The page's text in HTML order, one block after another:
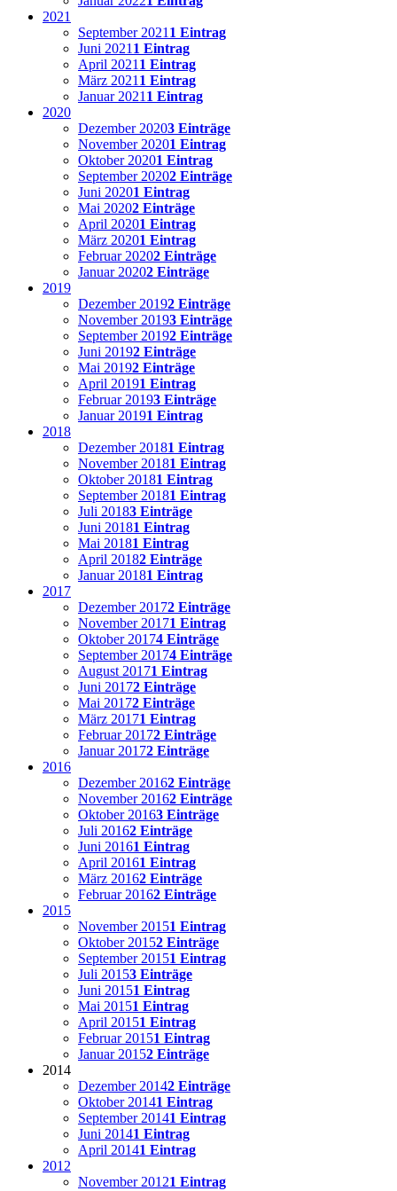
2021
September 2021 1 Eintrag
Juni 2021 1 Eintrag
April 2021 1 Eintrag
März 2021 1 Eintrag
Januar 2021 1 Eintrag
2020
Dezember 20203 Einträge
November 20201 Eintrag
Oktober 20201 Eintrag
September 20202 Einträge
Juni 20201 Eintrag
Mai 20202 Einträge
April 20201 Eintrag
März 20201 Eintrag
Februar 20202 Einträge
Januar 20202 Einträge
2019
Dezember 20192 Einträge
November 20193 Einträge
September 20192 Einträge
Juni 20192 Einträge
Mai 20192 Einträge
April 20191 Eintrag
Februar 20193 Einträge
Januar 20191 Eintrag
2018
Dezember 20181 Eintrag
November 20181 Eintrag
Oktober 20181 Eintrag
September 20181 Eintrag
Juli 20183 Einträge
Juni 20181 Eintrag
Mai 20181 Eintrag
April 20182 Einträge
Januar 20181 Eintrag
2017
Dezember 20172 Einträge
November 20171 Eintrag
Oktober 20174 Einträge
September 20174 Einträge
August 20171 Eintrag
Juni 20172 Einträge
Mai 20172 Einträge
März 20171 Eintrag
Februar 20172 Einträge
Januar 20172 Einträge
2016
Dezember 20162 Einträge
November 20162 Einträge
Oktober 20163 Einträge
Juli 20162 Einträge
Juni 20161 Eintrag
April 20161 Eintrag
März 20162 Einträge
Februar 20162 Einträge
2015
November 20151 Eintrag
Oktober 20152 Einträge
September 20151 Eintrag
Juli 20153 Einträge
Juni 20151 Eintrag
Mai 20151 Eintrag
April 20151 Eintrag
Februar 20151 Eintrag
Januar 20152 Einträge
2014
Dezember 20142 Einträge
Oktober 20141 Eintrag
September 20141 Eintrag
Juni 20141 Eintrag
April 20141 Eintrag
2012
November 20121 Eintrag